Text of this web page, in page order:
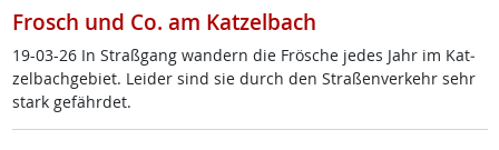
Frosch und Co. am Katzelbach
19-03-26 In Straß­gang wan­dern die Frö­sche je­des Jahr im Kat­
zel­bach­ge­biet. Lei­der sind sie durch den Stra­ßen­ver­kehr sehr
stark ge­fähr­det.